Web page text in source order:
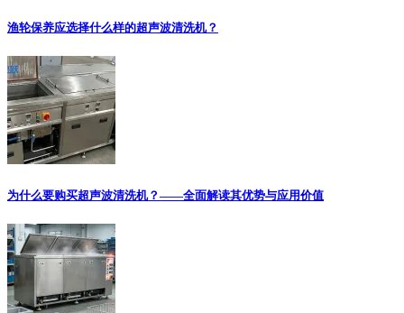
渔轮保养应选择什么样的超声波清洗机？
为什么要购买超声波清洗机？——全面解读其优势与应用价值